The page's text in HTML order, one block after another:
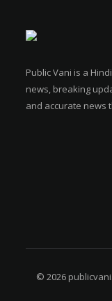
Public Vani is a
news, breaking
and accurate news
© 2026